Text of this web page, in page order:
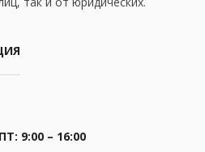
ПТ: 9:00 – 16:00